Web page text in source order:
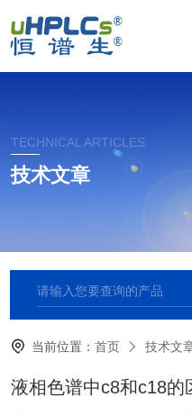
TECHNICAL ARTICLES
技术文章
当前位置：首页 技术文
液相色谱中c8和c18的